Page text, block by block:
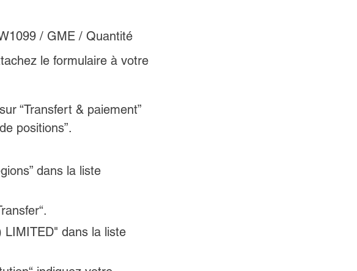
/ GME / Quantité
le formulaire à votre
“Transfert & paiement”
positions”.
dans la liste
LIMITED" dans la liste